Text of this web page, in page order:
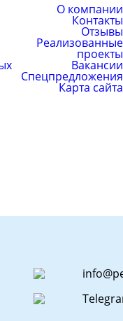
О компании
Контакты
Отзывы
Реализованные
проекты
Вакансии
Спецпредложения
Карта сайта